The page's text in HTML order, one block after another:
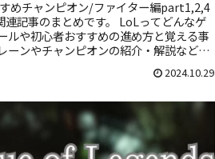
めチャンピオン/ファイター編part1,2,4
連記事のまとめです。 LoLってどんなゲ
ルや初心者おすすめの進め方と覚える事
ーンやチャンピオンの紹介・解説などを
2024.10.29